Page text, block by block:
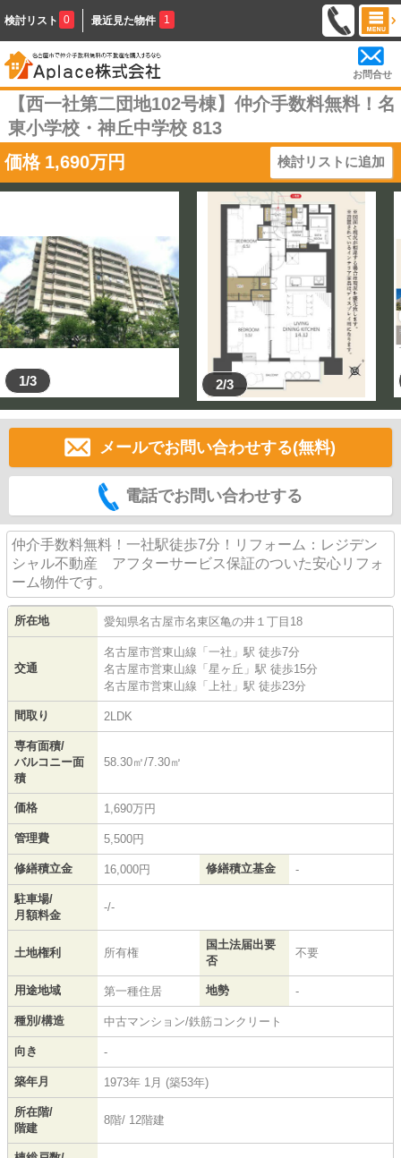
検討リスト 0 最近見た物件 1
お問合せ
【西一社第二団地102号棟】仲介手数料無料！名
東小学校・神丘中学校 813
価格 1,690万円 検討リストに追加
1/3 2/3
メールでお問い合わせする(無料)
電話でお問い合わせする
仲介手数料無料！一社駅徒歩7分！リフォーム：レジデン
シャル不動産 アフターサービス保証のついた安心リフォ
ーム物件です。
所在地 愛知県名古屋市名東区亀の井 １丁目18
交通
名古屋市営東山線 「 一社 」駅 徒歩7分
名古屋市営東山線 「 星ヶ丘 」駅 徒歩15分
名古屋市営東山線 「 上社 」駅 徒歩23分
間取り 2LDK
専有面積/
バルコニー面
積
58.30㎡/7.30㎡
価格 1,690万円
管理費 5,500円
修繕積立金 16,000円 修繕積立基金 -
駐車場/
月額料金
-/-
土地権利 所有権
国土法届出要
否
不要
用途地域 第一種住居 地勢 -
種別/構造 中古マンション/鉄筋コンクリート
向き -
築年月 1973年 1月 (築53年)
所在階/
階建
8階/ 12階建